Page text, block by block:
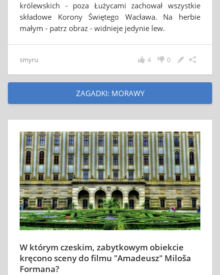
królewskich - poza Łużycami zachował wszystkie
składowe Korony Świętego Wacława. Na herbie
małym - patrz obraz - widnieje jedynie lew.
smyru 0
4
ZAGADKI: MORAWY
W którym czeskim, zabytkowym obiekcie
kręcono sceny do filmu "Amadeusz" Miloša
Formana?